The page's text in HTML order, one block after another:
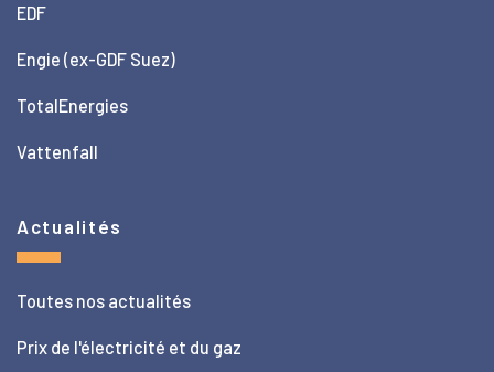
EDF
Engie (ex-GDF Suez)
TotalEnergies
Vattenfall
Actualités
Toutes nos actualités
Prix de l'électricité et du gaz